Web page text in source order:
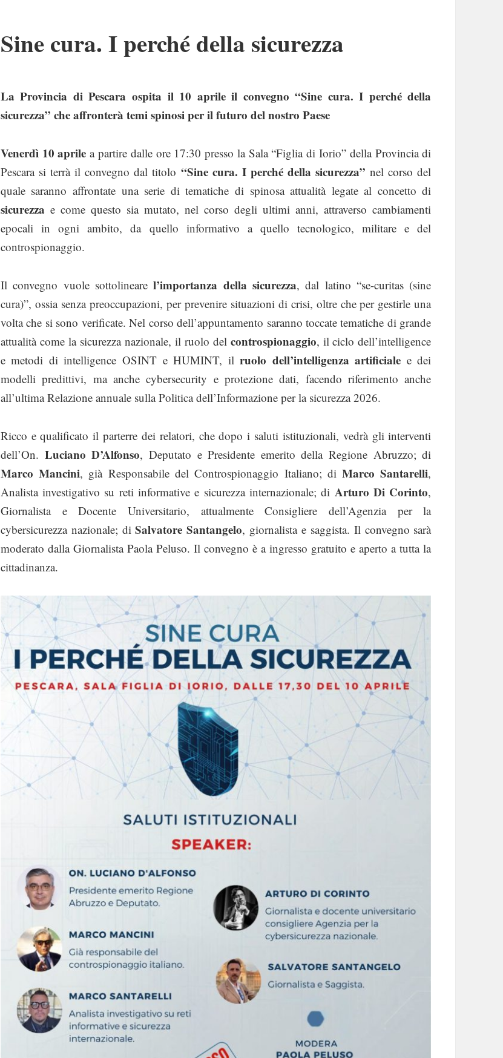
Sine cura. I perché della sicurezza
La Provincia di Pescara ospita il 10 aprile il convegno “Sine cura. I perché della
sicurezza” che affronterà temi spinosi per il futuro del nostro Paese
Venerdì 10 aprile a partire dalle ore 17:30 presso la Sala “Figlia di Iorio” della Provincia di
Pescara si terrà il convegno dal titolo “Sine cura. I perché della sicurezza” nel corso del
quale saranno affrontate una serie di tematiche di spinosa attualità legate al concetto di
sicurezza e come questo sia mutato, nel corso degli ultimi anni, attraverso cambiamenti
epocali in ogni ambito, da quello informativo a quello tecnologico, militare e del
controspionaggio.
Il convegno vuole sottolinearel’importanza della sicurezza, dal latino “se-curitas (sine
cura)”, ossia senza preoccupazioni, per prevenire situazioni di crisi, oltre che per gestirle una
volta che si sono verificate. Nel corso dell’appuntamento saranno toccate tematiche di grande
attualità come la sicurezza nazionale, il ruolo del controspionaggio, il ciclo dell’intelligence
e metodi di intelligence OSINT e HUMINT, ilruolo dell’intelligenza artificiale e dei
modelli predittivi, ma anche cybersecurity e protezione dati, facendo riferimento anche
all’ultima Relazione annuale sulla Politica dell’Informazione per la sicurezza 2026.
Ricco e qualificato il parterre dei relatori, che dopo i saluti istituzionali, vedrà gli interventi
dell’On. Luciano D’Alfonso, Deputato e Presidente emerito della Regione Abruzzo; di
Marco Mancini, già Responsabile del Controspionaggio Italiano; diMarco Santarelli,
Analista investigativo su reti informative e sicurezza internazionale; di Arturo Di Corinto,
Giornalista e Docente Universitario, attualmente Consigliere dell’Agenzia per la
cybersicurezza nazionale; diSalvatore Santangelo, giornalista e saggista. Il convegno sarà
moderato dalla Giornalista Paola Peluso. Il convegno è a ingresso gratuito e aperto a tutta la
cittadinanza.